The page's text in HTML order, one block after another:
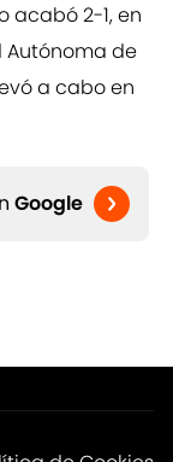
acabó 2-1, en
Autónoma de
a cabo en
Google